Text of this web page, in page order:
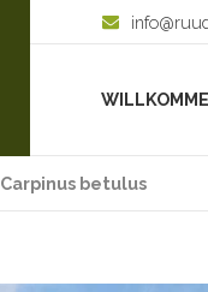
Carpinus betulus